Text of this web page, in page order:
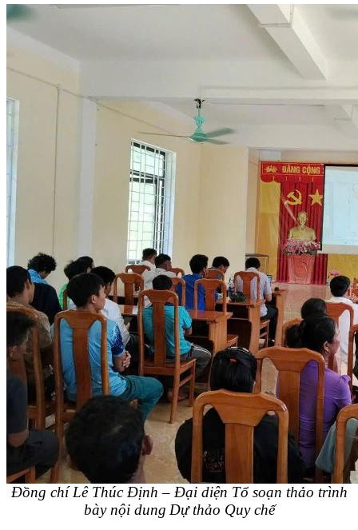
Đồng chí Lê Thúc Định – Đại diện Tổ soạn thảo trình
bày nội dung Dự thảo Quy chế